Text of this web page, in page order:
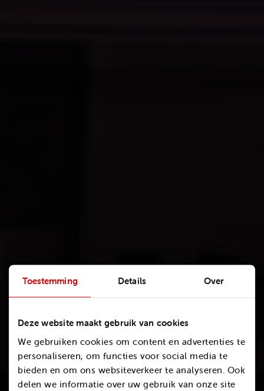
Toestemming Details Over
Deze website maakt gebruik van cookies
We gebruiken cookies om content en advertenties te
personaliseren, om functies voor social media te
bieden en om ons websiteverkeer te analyseren. Ook
delen we informatie over uw gebruik van onze site
Over MCAP
Wij zijn bekabelingsspecialisten